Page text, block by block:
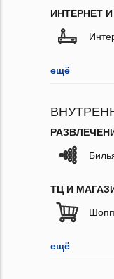
ИНТЕРНЕТ
ещё
ТЦ И
ещё